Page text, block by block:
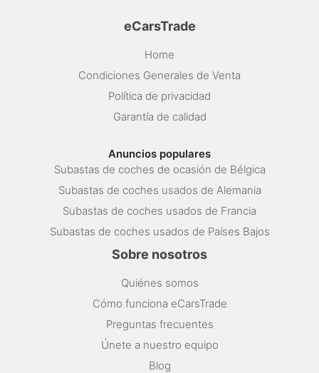
eCarsTrade
Home
Condiciones Generales de Venta
Política de privacidad
Garantía de calidad
Anuncios populares
Subastas de coches de ocasión de Bélgica
Subastas de coches usados de Alemania
Subastas de coches usados de Francia
Subastas de coches usados de Países Bajos
Sobre nosotros
Quiénes somos
Cómo funciona eCarsTrade
Preguntas frecuentes
Únete a nuestro equipo
Blog